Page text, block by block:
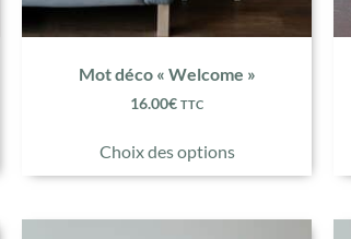
Mot déco « Welcome »
16.00€ TTC
Choix des options